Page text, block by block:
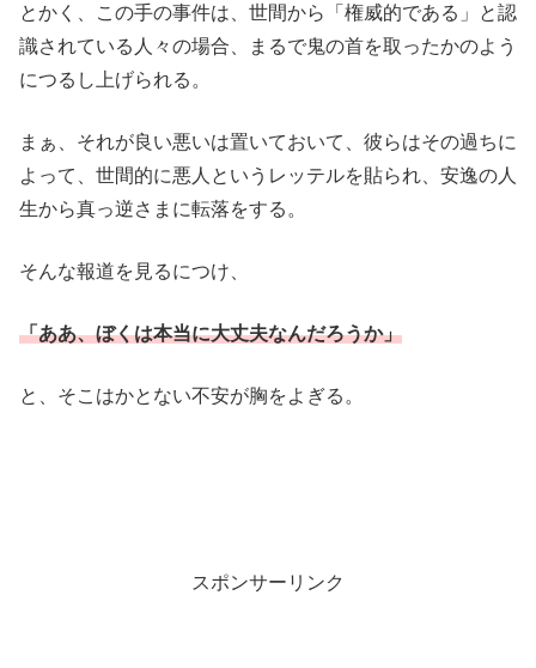
とかく、この手の事件は、世間から「権威的である」と認
識されている人々の場合、まるで鬼の首を取ったかのよう
につるし上げられる。
まぁ、それが良い悪いは置いておいて、彼らはその過ちに
よって、世間的に悪人というレッテルを貼られ、安逸の人
生から真っ逆さまに転落をする。
そんな報道を見るにつけ、
「ああ、ぼくは本当に大丈夫なんだろうか」
と、そこはかとない不安が胸をよぎる。
スポンサーリンク